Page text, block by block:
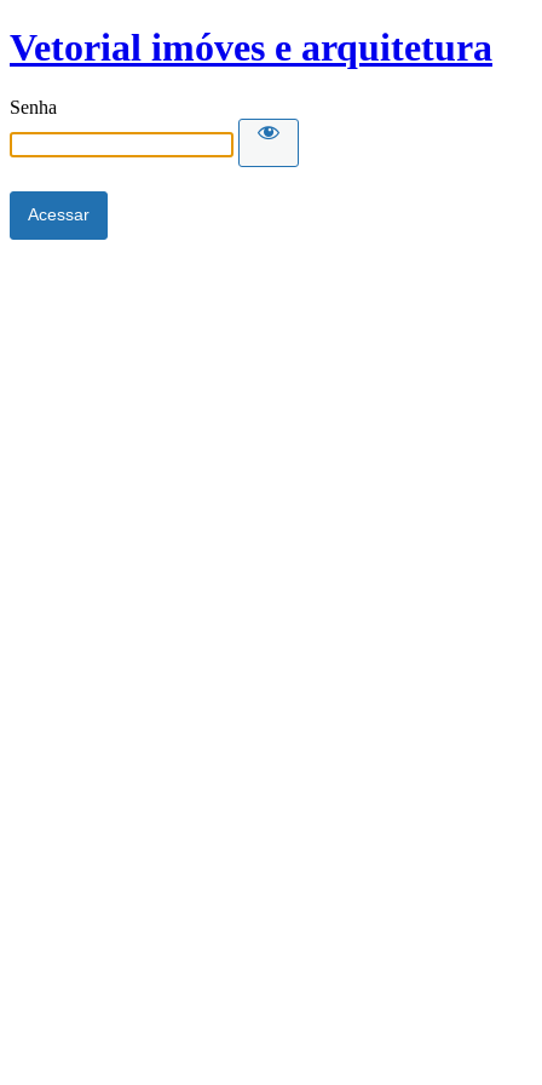
Vetorial imóves e arquitetura
Senha